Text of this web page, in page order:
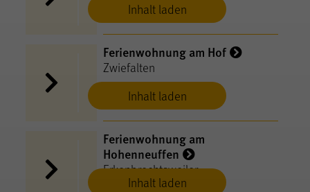
Inhalt laden
Inhalt laden
Ferienwohnung am Hof
Zwiefalten
Inhalt laden
Ferienwohnung am
Hohenneuffen
Erkenbrechtsweiler